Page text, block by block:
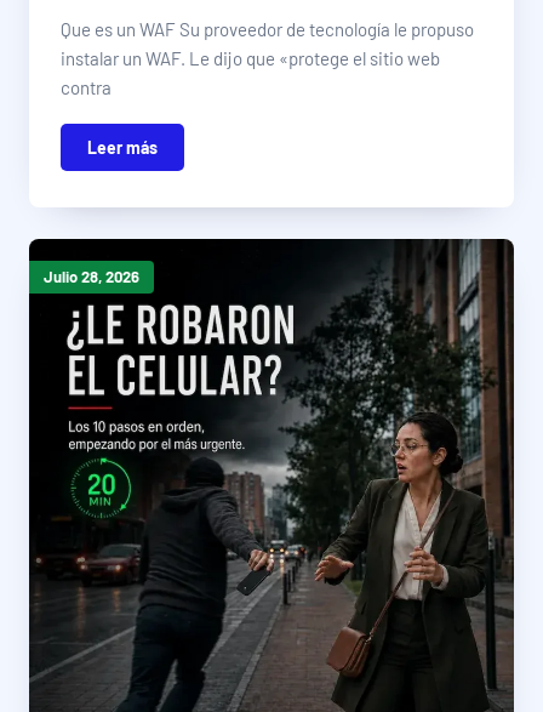
Que es un WAF Su proveedor de tecnología le propuso
instalar un WAF. Le dijo que «protege el sitio web
contra
Leer más
Julio 28, 2026